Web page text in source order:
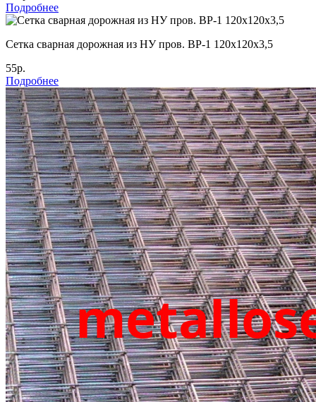
Подробнее
Cетка сварная дорожная из НУ пров. ВР-1 120х120х3,5
55р.
Подробнее